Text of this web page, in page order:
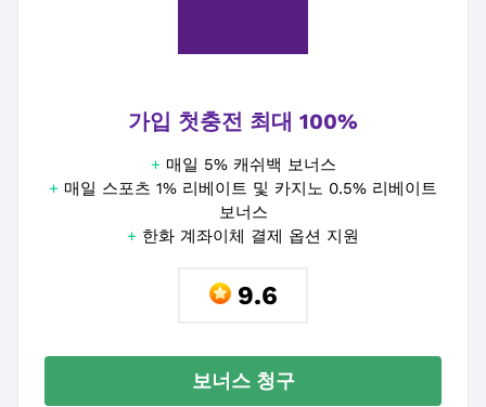
가입 첫충전 최대 100%
+ 매일 5% 캐쉬백 보너스
+ 매일 스포츠 1% 리베이트 및 카지노 0.5% 리베이트
보너스
+ 한화 계좌이체 결제 옵션 지원
9.6
보너스 청구